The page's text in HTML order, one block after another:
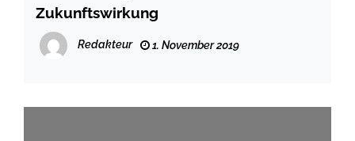
Zukunftswirkung
Redakteur 1. November 2019